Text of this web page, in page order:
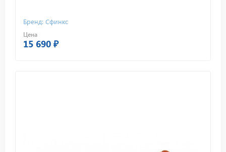
Бренд: Сфинкс
Цена
15 690 ₽